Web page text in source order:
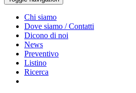
Chi siamo
Dove siamo / Contatti
Dicono di noi
News
Preventivo
Listino
Ricerca